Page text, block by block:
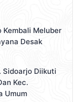
Kembali Meluber
Desak
Sidoarjo Diikuti
Kec.
Umum